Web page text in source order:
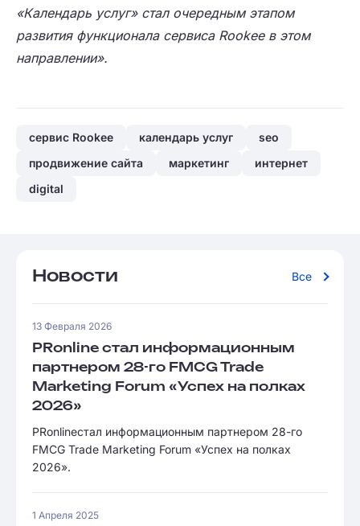
«Календарь услуг» стал очередным этапом
развития функционала сервиса Rookee в этом
направлении».
сервис Rookee календарь услуг
seo
продвижение сайта
маркетинг
интернет
digital
Новости Все
13 Февраля 2026
PRonline стал информационным
партнером 28-го FMCG Trade
Marketing Forum «Успех на полках
2026»
PRonlineстал информационным партнером 28-го
FMCG Trade Marketing Forum «Успех на полках
2026».
1 Апреля 2025